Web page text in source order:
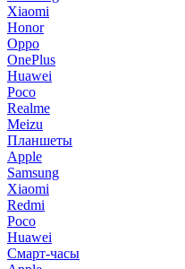
Xiaomi
Honor
Oppo
OnePlus
Huawei
Poco
Realme
Meizu
Планшеты
Apple
Samsung
Xiaomi
Redmi
Poco
Huawei
Смарт-часы